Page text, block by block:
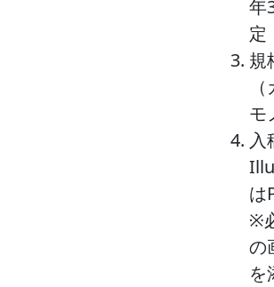
年
定
規
モ
入
は
※
の
を